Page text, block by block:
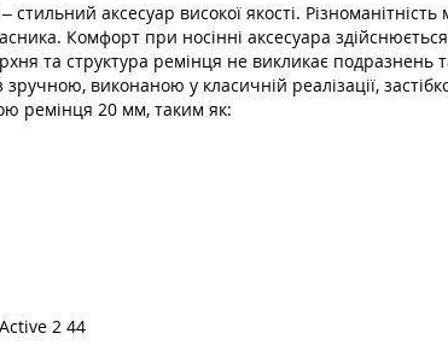
аксесуар високої якості.
Комфорт при носінні аксесуара
та структура ремінця не викликає
зручною, виконаною у класичній реалізації,
ремінця 20 мм, таким як:
2 44